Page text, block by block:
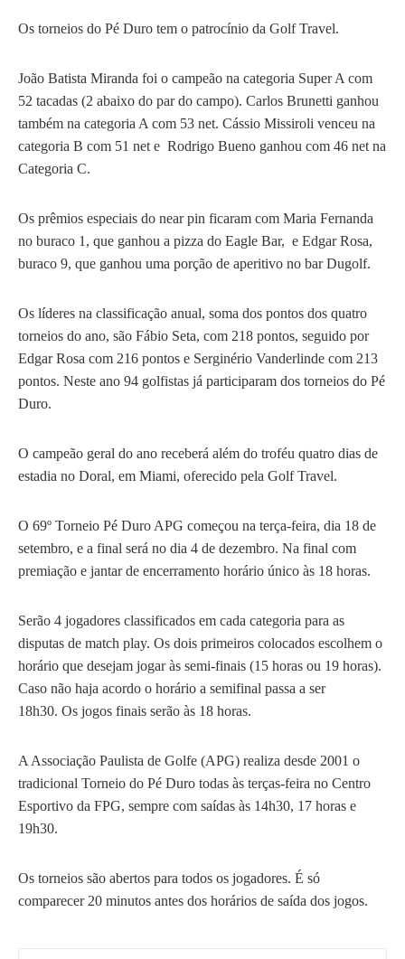
Os torneios do Pé Duro tem o patrocínio da Golf Travel.
João Batista Miranda foi o campeão na categoria Super A com
52 tacadas (2 abaixo do par do campo). Carlos Brunetti ganhou
também na categoria A com 53 net. Cássio Missiroli venceu na
categoria B com 51 net e Rodrigo Bueno ganhou com 46 net na
Categoria C.
Os prêmios especiais do near pin ficaram com Maria Fernanda
no buraco 1, que ganhou a pizza do Eagle Bar, e Edgar Rosa,
buraco 9, que ganhou uma porção de aperitivo no bar Dugolf.
Os líderes na classificação anual, soma dos pontos dos quatro
torneios do ano, são Fábio Seta, com 218 pontos, seguido por
Edgar Rosa com 216 pontos e Serginério Vanderlinde com 213
pontos. Neste ano 94 golfistas já participaram dos torneios do Pé
Duro.
O campeão geral do ano receberá além do troféu quatro dias de
estadia no Doral, em Miami, oferecido pela Golf Travel.
O 69º Torneio Pé Duro APG começou na terça-feira, dia 18 de
setembro, e a final será no dia 4 de dezembro. Na final com
premiação e jantar de encerramento horário único às 18 horas.
Serão 4 jogadores classificados em cada categoria para as
disputas de match play. Os dois primeiros colocados escolhem o
horário que desejam jogar às semi-finais (15 horas ou 19 horas).
Caso não haja acordo o horário a semifinal passa a ser
18h30. Os jogos finais serão às 18 horas.
A Associação Paulista de Golfe (APG) realiza desde 2001 o
tradicional Torneio do Pé Duro todas às terças-feira no Centro
Esportivo da FPG, sempre com saídas às 14h30, 17 horas e
19h30.
Os torneios são abertos para todos os jogadores. É só
comparecer 20 minutos antes dos horários de saída dos jogos.